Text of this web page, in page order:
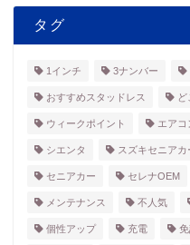
タグ
1インチ 3ナンバー
おすすめスタッドレス
ウィークポイント エア
シエンタ スズキセニアカ
セニアカー セレナOEM
メンテナンス 不人気
個性アップ 充電